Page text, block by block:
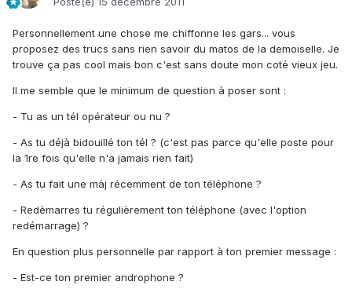
Personnellement une chose me chiffonne les gars... vous
proposez des trucs sans rien savoir du matos de la demoiselle. Je
trouve ça pas cool mais bon c'est sans doute mon coté vieux jeu.
Il me semble que le minimum de question à poser sont :
- Tu as un tél opérateur ou nu ?
- As tu déjà bidouillé ton tél ? (c'est pas parce qu'elle poste pour
la 1re fois qu'elle n'a jamais rien fait)
- As tu fait une màj récemment de ton téléphone ?
- Redémarres tu régulièrement ton téléphone (avec l'option
redémarrage) ?
En question plus personnelle par rapport à ton premier message :
- Est-ce ton premier androphone ?